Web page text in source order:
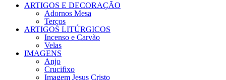
ARTIGOS E DECORAÇÃO
Adornos Mesa
Terços
ARTIGOS LITÚRGICOS
Incenso e Carvão
Velas
IMAGENS
Anjo
Crucifixo
Imagem Jesus Cristo